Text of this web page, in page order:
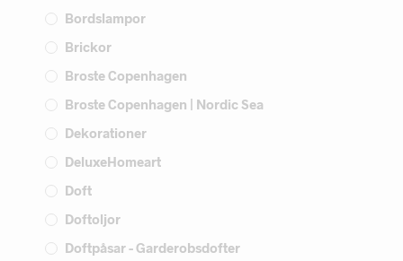
Bordslampor
Brickor
Broste Copenhagen
Broste Copenhagen | Nordic Sea
Dekorationer
DeluxeHomeart
Doft
Doftoljor
Doftpåsar - Garderobsdofter